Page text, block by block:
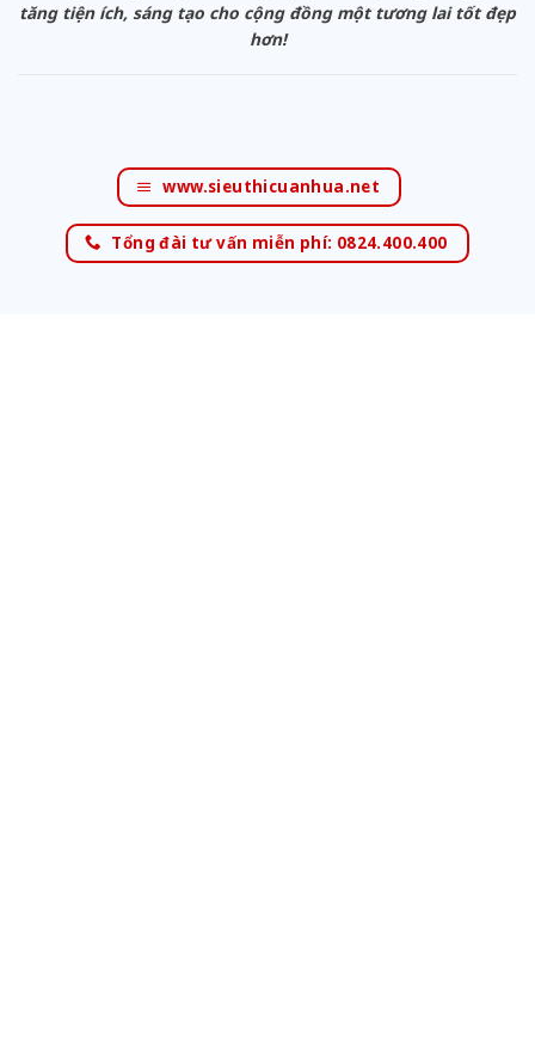
tăng tiện ích, sáng tạo cho cộng đồng một tương lai tốt đẹp
hơn!
www.sieuthicuanhua.net
Tổng đài tư vấn miễn phí: 0824.400.400